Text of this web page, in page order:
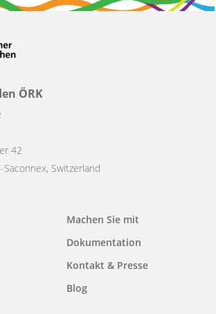
ÖRK
42
Switzerland
Machen Sie mit
Dokumentation
Kontakt & Presse
Blog